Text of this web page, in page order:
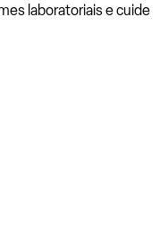
laboratoriais e cuide